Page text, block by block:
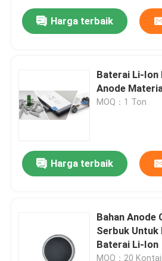
Harga terbaik
Baterai Li-Ion
Anode
MOQ：1 Ton
Harga terbaik
Bahan
Serbuk Untuk
Baterai Li-Ion
MOQ：20